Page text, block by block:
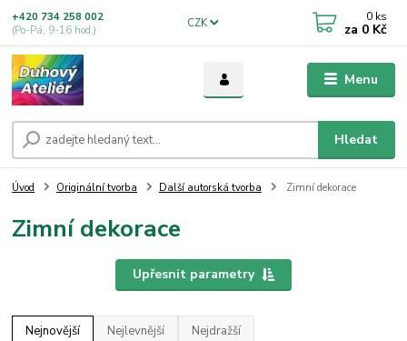
Menu
CZK
Hledat
+420 734 258 002
(Po-Pá, 9-16 hod.)
0 ks
za 0 Kč
Úvod Originální tvorba Další autorská tvorba Zimní dekorace
Zimní dekorace
Upřesnit parametry
Nejnovější Nejlevnější Nejdražší